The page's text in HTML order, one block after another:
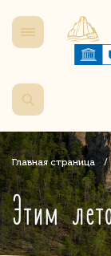
Главная страница